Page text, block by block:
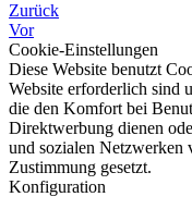
Zurück
Vor
Cookie-Einstellungen
Diese Website benutzt
Website erforderlich sind
die den Komfort bei
Direktwerbung dienen
und sozialen Netzwerken
Zustimmung gesetzt.
Konfiguration